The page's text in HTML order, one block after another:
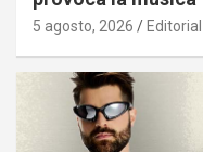
5 agosto, 2026 Editorial